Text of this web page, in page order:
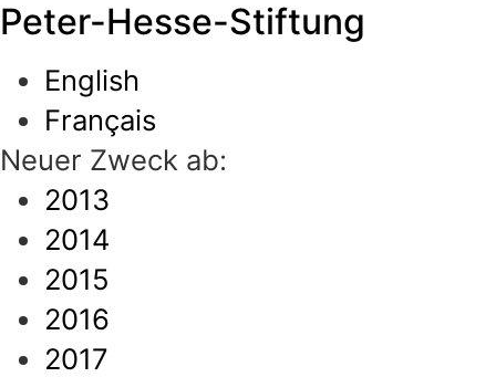
Peter-Hesse-Stiftung
English
Français
Neuer Zweck ab:
2013
2014
2015
2016
2017